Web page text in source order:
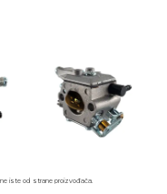
iste od strane proizvođača.​